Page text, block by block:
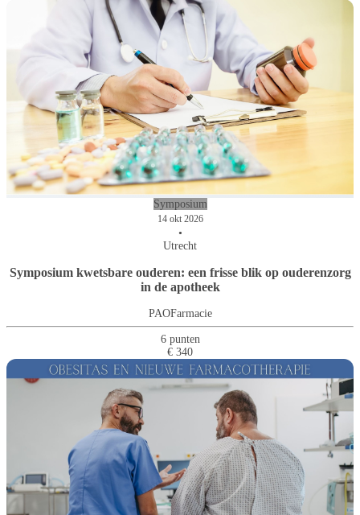
Symposium
14 okt 2026
•
Utrecht
Symposium kwetsbare ouderen: een frisse blik op ouderenzorg
in de apotheek
PAOFarmacie
6 punten
€ 340